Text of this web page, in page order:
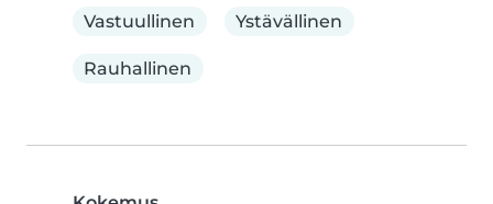
Vastuullinen
Ystävällinen
Rauhallinen